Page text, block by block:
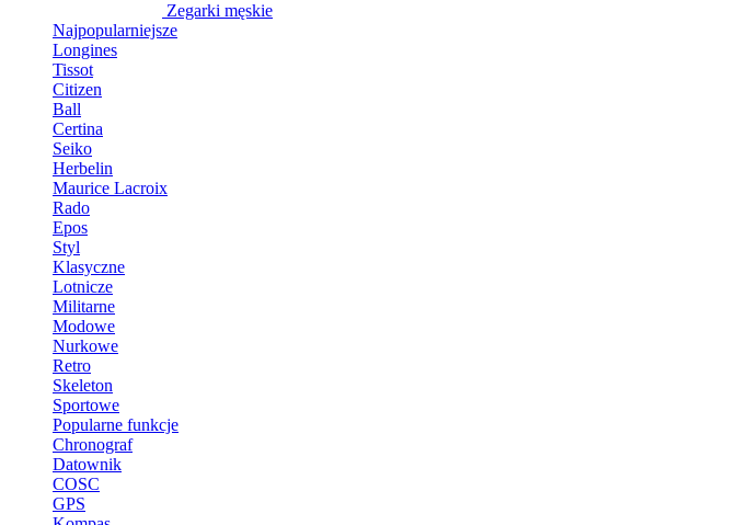
Zegarki męskie
Najpopularniejsze
Longines
Tissot
Citizen
Ball
Certina
Seiko
Herbelin
Maurice Lacroix
Rado
Epos
Styl
Klasyczne
Lotnicze
Militarne
Modowe
Nurkowe
Retro
Skeleton
Sportowe
Popularne funkcje
Chronograf
Datownik
COSC
GPS